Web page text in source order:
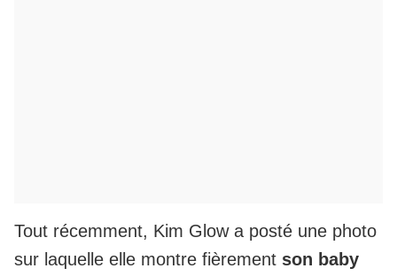
Tout récemment, Kim Glow a posté une photo
sur laquelle elle montre fièrement son baby